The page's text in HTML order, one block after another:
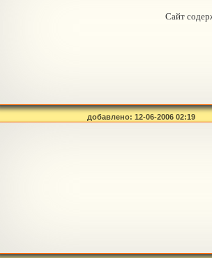
Сайт
добавлено: 12-06-2006 02:19